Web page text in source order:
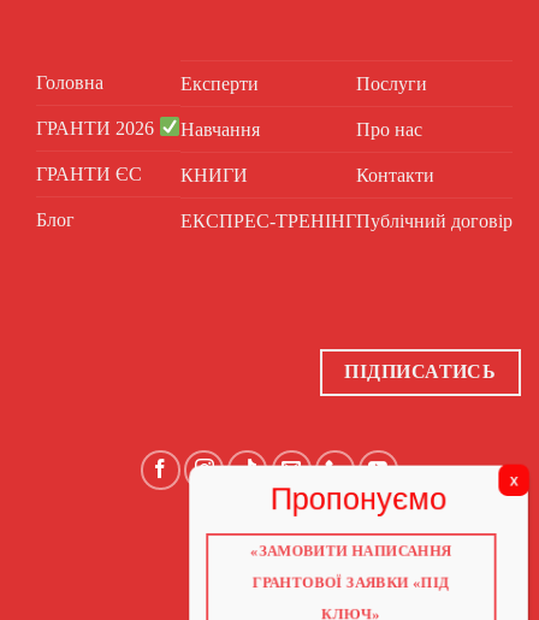
Головна
ГРАНТИ 2026
ГРАНТИ ЄС
Блог
Експерти
Навчання
КНИГИ
ЕКСПРЕС-ТРЕНІНГ
Послуги
Про нас
Контакти
Публічний договір
ПІДПИСАТИСЬ
ГОЛОВНА
ГРАНТИ 2026
«ЗАМОВИТИ НАПИСАННЯ
ГРАНТОВОЇ ЗАЯВКИ «ПІД
КЛЮЧ»